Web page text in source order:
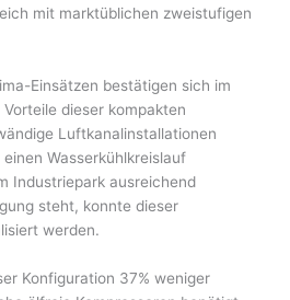
mit marktüblichen zweistufigen
Einsätzen bestätigen sich im
dieser kompakten
Luftkanalinstallationen
Wasserkühlkreislauf
Industriepark ausreichend
steht, konnte dieser
werden.
Konfiguration 37% weniger